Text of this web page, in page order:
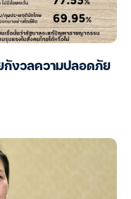
กังวลความปลอดภัย